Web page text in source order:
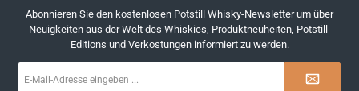
Abonnieren Sie den kostenlosen Potstill Whisky-Newsletter um über
Neuigkeiten aus der Welt des Whiskies, Produktneuheiten, Potstill-
Editions und Verkostungen informiert zu werden.
Mail-